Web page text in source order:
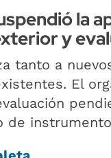
la
y
tanto a
El
de